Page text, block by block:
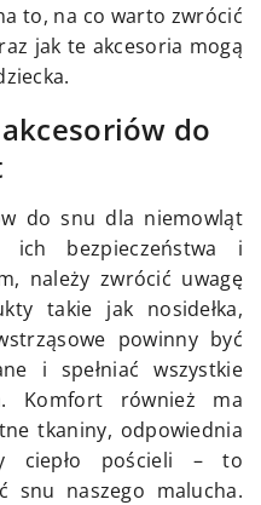
to, na co warto zwrócić
jak te akcesoria mogą
do
do snu dla niemowląt
bezpieczeństwa i
należy zwrócić uwagę
takie jak nosidełka,
powinny być
i spełniać wszystkie
Komfort również ma
tkaniny, odpowiednia
ciepło pościeli – to
snu naszego malucha.